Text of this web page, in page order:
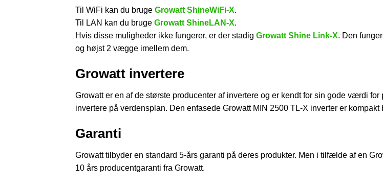
Til WiFi kan du bruge Growatt ShineWiFi-X.
Til LAN kan du bruge Growatt ShineLAN-X.
Hvis disse muligheder ikke fungerer, er der stadig Growatt Shine Link-X. Den
og højst 2 vægge imellem dem.
Growatt invertere
Growatt er en af de største producenter af invertere og er kendt for sin gode værdi
invertere på verdensplan. Den enfasede Growatt MIN 2500 TL-X inverter er
Garanti
Growatt tilbyder en standard 5-års garanti på deres produkter. Men i tilfælde af en
10 års producentgaranti fra Growatt.